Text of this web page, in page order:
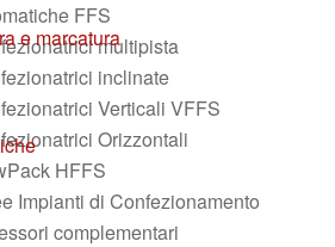
e marcatura
FFS
multipista
inclinate
Verticali VFFS
Orizzontali
HFFS
Impianti di Confezionamento
complementari